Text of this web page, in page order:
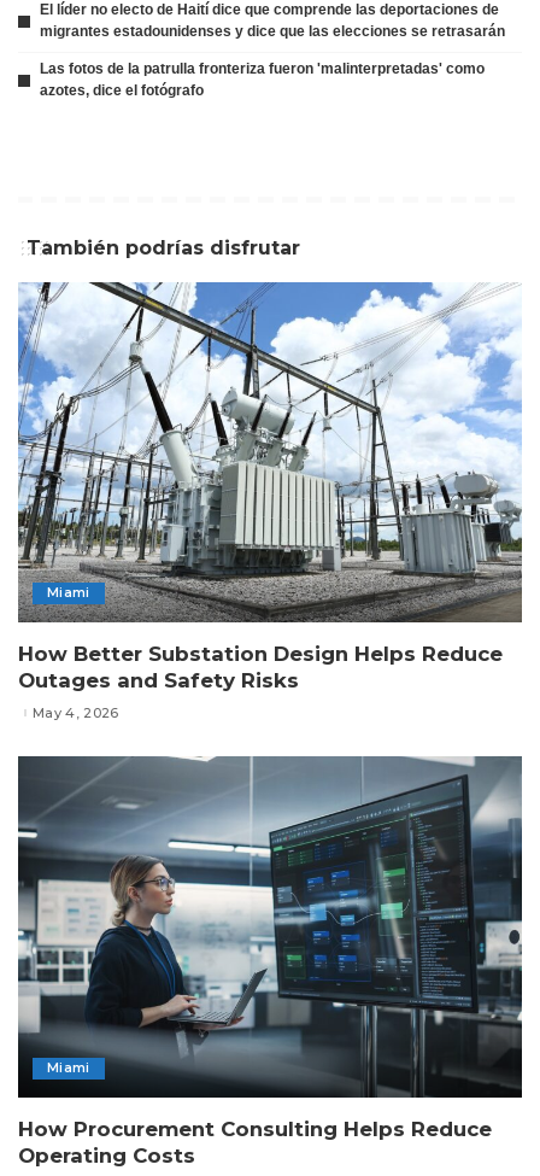
El líder no electo de Haití dice que comprende las deportaciones de
migrantes estadounidenses y dice que las elecciones se retrasarán
Las fotos de la patrulla fronteriza fueron 'malinterpretadas' como
azotes, dice el fotógrafo
También podrías disfrutar
Miami
How Better Substation Design Helps Reduce
Outages and Safety Risks
May 4, 2026
Miami
How Procurement Consulting Helps Reduce
Operating Costs